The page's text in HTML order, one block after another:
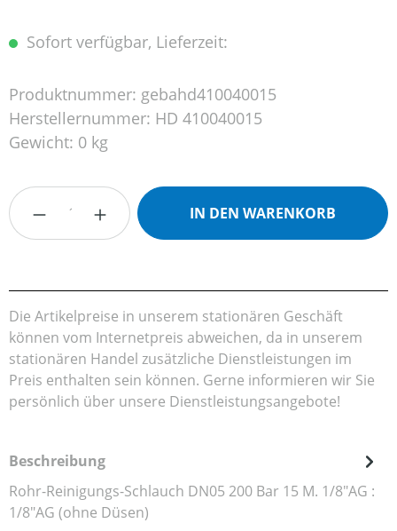
Sofort verfügbar, Lieferzeit:
Produktnummer: gebahd410040015
Herstellernummer: HD 410040015
Gewicht: 0 kg
Produkt Anzahl: Gib den gewünschten
IN DEN WARENKORB
Die Artikelpreise in unserem stationären Geschäft
können vom Internetpreis abweichen, da in unserem
stationären Handel zusätzliche Dienstleistungen im
Preis enthalten sein können. Gerne informieren wir Sie
persönlich über unsere Dienstleistungsangebote!
Beschreibung
Rohr-Reinigungs-Schlauch DN05 200 Bar 15 M. 1/8"AG :
1/8"AG (ohne Düsen)